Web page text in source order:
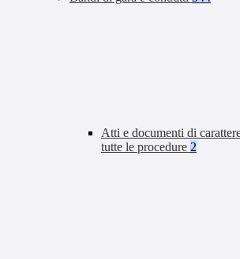
Atti e documenti di
tutte le procedure 2